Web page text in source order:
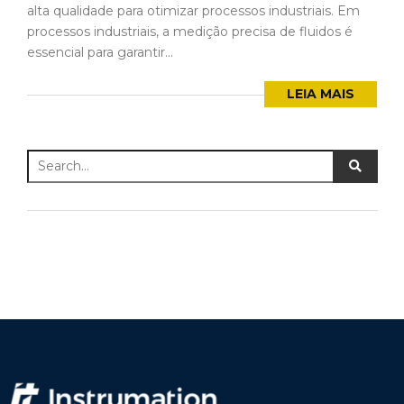
alta qualidade para otimizar processos industriais. Em
processos industriais, a medição precisa de fluidos é
essencial para garantir...
LEIA MAIS